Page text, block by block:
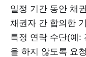
일정 기간 동안 채
채권자 간 합의한
특정 연락 수단(예:
을 하지 않도록 요